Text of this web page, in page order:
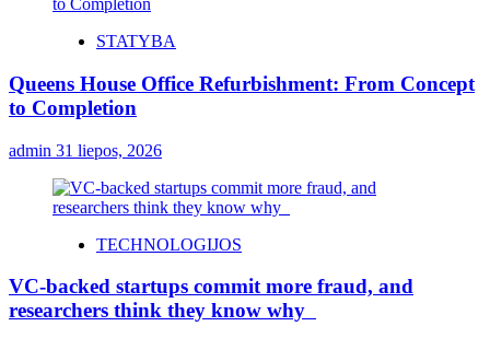
STATYBA
Queens House Office Refurbishment: From Concept
to Completion
admin 31 liepos, 2026
TECHNOLOGIJOS
VC-backed startups commit more fraud, and
researchers think they know why